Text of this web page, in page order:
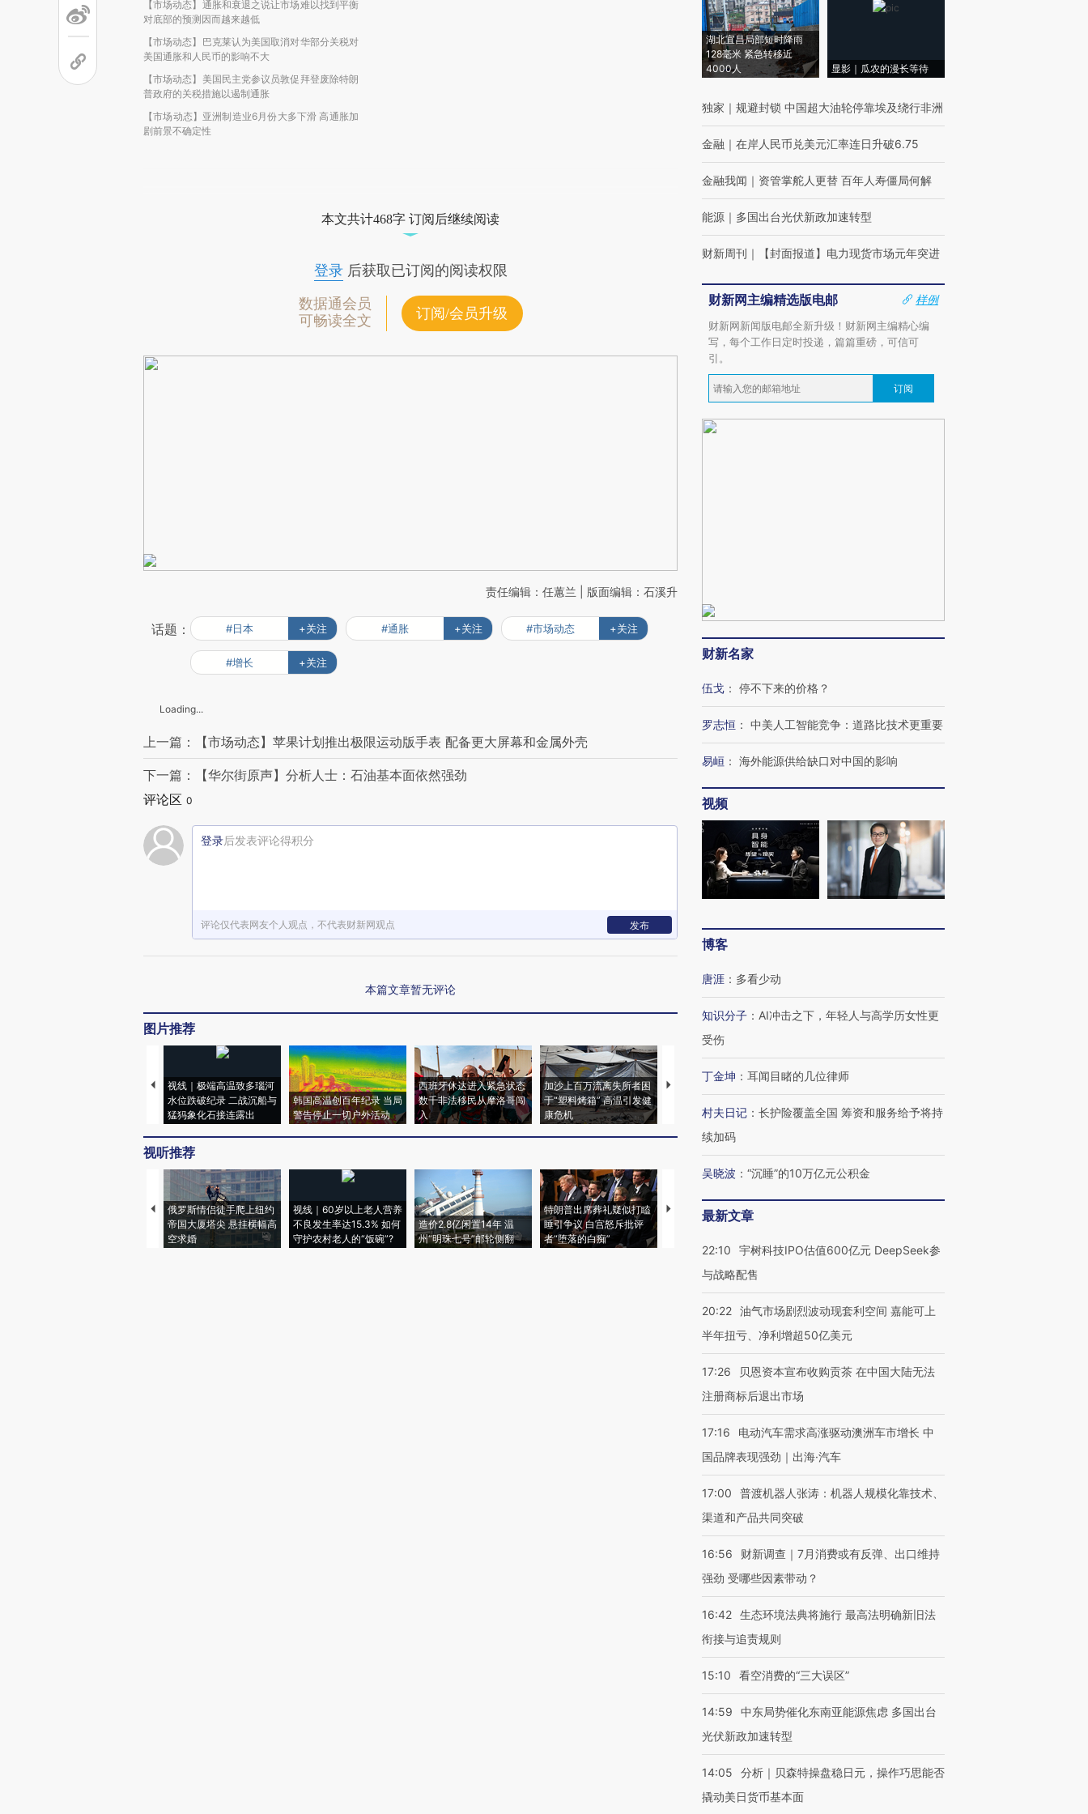
【市场动态】通胀和衰退之说让市场难以找到平衡
对底部的预测因而越来越低
【市场动态】巴克莱认为美国取消对华部分关税对
美国通胀和人民币的影响不大
【市场动态】美国民主党参议员敦促拜登废除特朗
普政府的关税措施以遏制通胀
【市场动态】亚洲制造业6月份大多下滑 高通胀加
剧前景不确定性
本文共计468字 订阅后继续阅读
登录后获取已订阅的阅读权限
数据通会员
可畅读全文
订阅/会员升级
责任编辑：任蕙兰 | 版面编辑：石溪升
话题： #日本 +关注 #通胀 +关注 #市场动态 +关注
#增长 +关注
Loading...
上一篇：【市场动态】苹果计划推出极限运动版手表 配备更大屏幕和金属外壳
下一篇：【华尔街原声】分析人士：石油基本面依然强劲
评论区 0
登录后发表评论得积分
评论仅代表网友个人观点，不代表财新网观点 发布
本篇文章暂无评论
图片推荐
视线｜极端高温致多瑙河
水位跌破纪录 二战沉船与
猛犸象化石接连露出
韩国高温创百年纪录 当局
警告停止一切户外活动
西班牙休达进入紧急状态
数千非法移民从摩洛哥闯
入
加沙上百万流离失所者困
于“塑料烤箱” 高温引发健
康危机
视线｜HYROX的吸金
心“花钱找虐”？
马航飞行员跨国走私7万
毒品
育部长拱下台
视听推荐
俄罗斯情侣徒手爬上纽约
帝国大厦塔尖 悬挂横幅高
空求婚
视线｜60岁以上老人营养
不良发生率达15.3% 如何
守护农村老人的“饭碗”?
造价2.8亿闲置14年 温
州“明珠七号”邮轮侧翻
特朗普出席葬礼疑似打瞌
睡引争议 白宫怒斥批评
者“堕落的白痴”
视线｜全球最热百城独占
97个 印度如何熬过48°C
湖北宜昌局部短时降雨
128毫米 紧急转移近
4000人
显影｜瓜农的漫长等待
独家 ｜ 规避封锁 中国超大油轮停靠埃及绕行非洲
金融 ｜ 在岸人民币兑美元汇率连日升破6.75
金融我闻 ｜ 资管掌舵人更替 百年人寿僵局何解
能源 ｜ 多国出台光伏新政加速转型
财新周刊 ｜ 【封面报道】电力现货市场元年突进
财新网主编精选版电邮
样例
财新网新闻版电邮全新升级！财新网主编精心编
写，每个工作日定时投递，篇篇重磅，可信可
引。
订阅
财新名家
伍戈 ： 停不下来的价格？
罗志恒 ： 中美人工智能竞争：道路比技术更重要
易峘 ： 海外能源供给缺口对中国的影响
视频
博客
唐涯 ： 多看少动
知识分子 ： AI冲击之下，年轻人与高学历女性更
受伤
丁金坤 ： 耳闻目睹的几位律师
村夫日记 ： 长护险覆盖全国 筹资和服务给予将持
续加码
吴晓波 ： “沉睡”的10万亿元公积金
最新文章
22:10
宇树科技IPO估值600亿元 DeepSeek参
与战略配售
20:22 油气市场剧烈波动现套利空间 嘉能可上
半年扭亏、净利增超50亿美元
17:26
贝恩资本宣布收购贡茶 在中国大陆无法
注册商标后退出市场
17:16
电动汽车需求高涨驱动澳洲车市增长 中
国品牌表现强劲｜出海·汽车
17:00
普渡机器人张涛：机器人规模化靠技术、
渠道和产品共同突破
16:56
财新调查｜7月消费或有反弹、出口维持
强劲 受哪些因素带动？
16:42 生态环境法典将施行 最高法明确新旧法
衔接与追责规则
15:10 看空消费的“三大误区”
14:59
中东局势催化东南亚能源焦虑 多国出台
光伏新政加速转型
14:05
分析｜贝森特操盘稳日元，操作巧思能否
撬动美日货币基本面